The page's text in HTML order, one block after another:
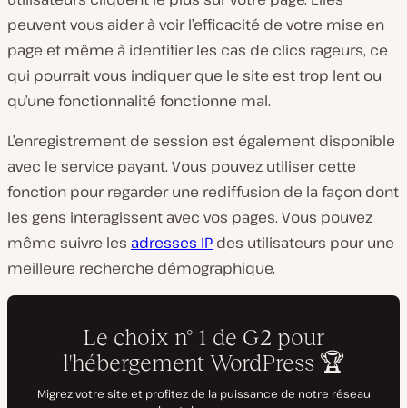
peuvent vous aider à voir l’efficacité de votre mise en
page et même à identifier les cas de clics rageurs, ce
qui pourrait vous indiquer que le site est trop lent ou
qu’une fonctionnalité fonctionne mal.
L’enregistrement de session est également disponible
avec le service payant. Vous pouvez utiliser cette
fonction pour regarder une rediffusion de la façon dont
les gens interagissent avec vos pages. Vous pouvez
même suivre les adresses IP des utilisateurs pour une
meilleure recherche démographique.